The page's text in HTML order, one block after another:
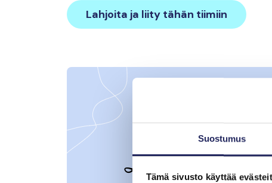
Suostumus
Tämä sivusto käyttää
Lahjoita ja liity tähän tiimiin